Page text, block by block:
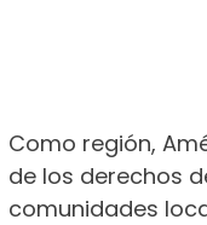
Como región,
de los derechos
comunidades